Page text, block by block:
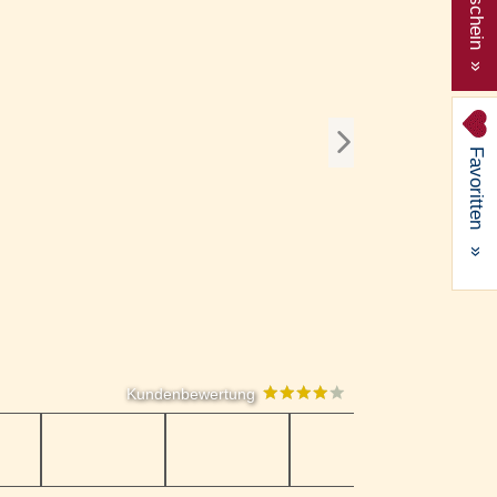
Favoritten
»
Kundenbewertung